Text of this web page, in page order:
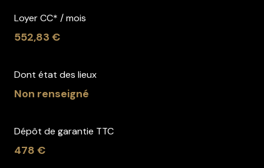
Loyer CC* / mois
552,83 €
Dont état des lieux
Non renseigné
Dépôt de garantie TTC
478 €